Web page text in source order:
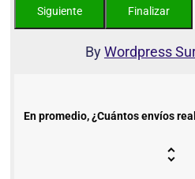
ByWordpress
En promedio, ¿Cuántos envíos